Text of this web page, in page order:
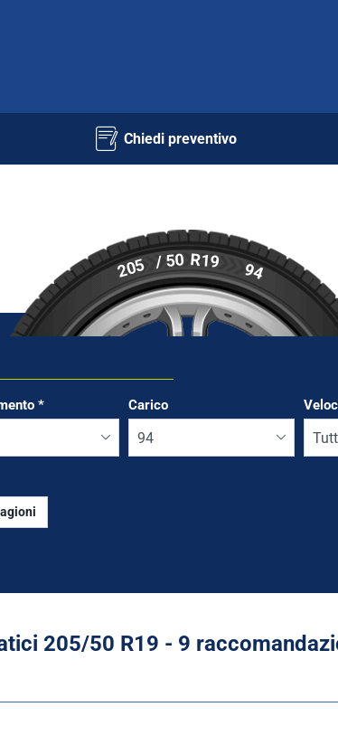
Chiedi preventivo
205 / 50 R19 94
* Carico
‎205/50 R19 - 9